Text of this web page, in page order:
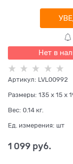
Нет в
Артикул: LVL00992
Размеры: 135 x 15 x
Вес: 0.14 кг.
Ед. измерения: шт
1 099 руб.